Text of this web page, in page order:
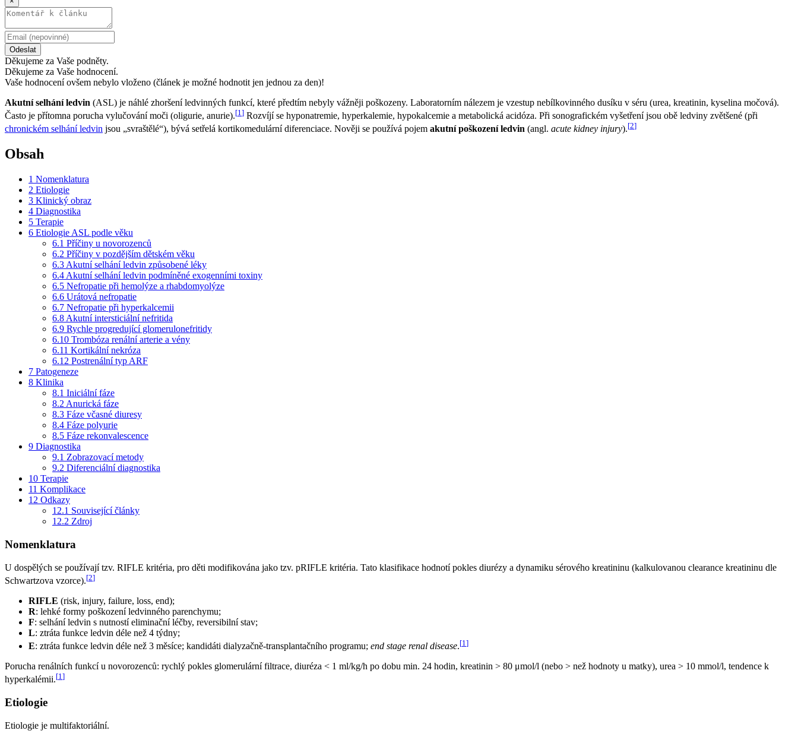
Odeslat
Děkujeme za Vaše podněty.
Děkujeme za Vaše hodnocení.
Vaše hodnocení ovšem nebylo vloženo (článek je možné hodnotit jen jednou za den)!
Akutní selhání ledvin (ASL) je náhlé zhoršení ledvinných funkcí, které předtím nebyly vážněji poškozeny. Laboratorním nálezem je vzestup nebílkovinného dusíku v séru (urea, kreatinin, kyselina močová).
Často je přítomna porucha vylučování moči (oligurie, anurie).[1 ] Rozvíjí se hyponatremie, hyperkalemie, hypokalcemie a metabolická acidóza. Při sonografickém vyšetření jsou obě ledviny zvětšené (při
chronickém selhání ledvin jsou „svraštělé“), bývá setřelá kortikomedulární diferenciace. Nověji se používá pojem akutní poškození ledvin (angl. acute kidney injury).[2]
Obsah
1 Nomenklatura
2 Etiologie
3 Klinický obraz
4 Diagnostika
5 Terapie
6 Etiologie ASL podle věku
6.1 Příčiny u novorozenců
6.2 Příčiny v pozdějším dětském věku
6.3 Akutní selhání ledvin způsobené léky
6.4 Akutní selhání ledvin podmíněné exogenními toxiny
6.5 Nefropatie při hemolýze a rhabdomyolýze
6.6 Urátová nefropatie
6.7 Nefropatie při hyperkalcemii
6.8 Akutní intersticiální nefritida
6.9 Rychle progredující glomerulonefritidy
6.10 Trombóza renální arterie a vény
6.11 Kortikální nekróza
6.12 Postrenální typ ARF
7 Patogeneze
8 Klinika
8.1 Iniciální fáze
8.2 Anurická fáze
8.3 Fáze včasné diuresy
8.4 Fáze polyurie
8.5 Fáze rekonvalescence
9 Diagnostika
9.1 Zobrazovací metody
9.2 Diferenciální diagnostika
10 Terapie
11 Komplikace
12 Odkazy
12.1 Související články
12.2 Zdroj
Nomenklatura
U dospělých se používají tzv. RIFLE kritéria, pro děti modifikována jako tzv. pRIFLE kritéria. Tato klasifikace hodnotí pokles diurézy a dynamiku sérového kreatininu (kalkulovanou clearance kreatininu dle
Schwartzova vzorce).[2]
RIFLE (risk, injury, failure, loss, end);
R: lehké formy poškození ledvinného parenchymu;
F: selhání ledvin s nutností eliminační léčby, reversibilní stav;
L: ztráta funkce ledvin déle než 4 týdny;
E: ztráta funkce ledvin déle než 3 měsíce; kandidáti dialyzačně-transplantačního programu; end stage renal disease.[1 ]
Porucha renálních funkcí u novorozenců: rychlý pokles glomerulární filtrace, diuréza < 1 ml/kg/h po dobu min. 24 hodin, kreatinin > 80 μmol/l (nebo > než hodnoty u matky), urea > 10 mmol/l, tendence k
hyperkalémii.[1]
Etiologie
Etiologie je multifaktoriální.